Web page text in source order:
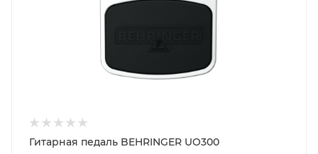
Гитарная педаль BEHRINGER UO300